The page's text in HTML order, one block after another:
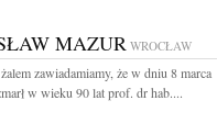
MAZUR WROCŁAW
zawiadamiamy, że w dniu 8 marca
w wieku 90 lat prof. dr hab....